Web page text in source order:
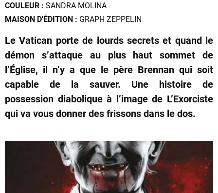
COULEUR : SANDRA MOLINA
MAISON D'ÉDITION : GRAPH ZEPPELIN
Le Vatican porte de lourds secrets et quand le
démon s’attaque au plus haut sommet de
l’Église, il n’y a que le père Brennan qui soit
capable de la sauver. Une histoire de
possession diabolique à l’image de L’Exorciste
qui va vous donner des frissons dans le dos.